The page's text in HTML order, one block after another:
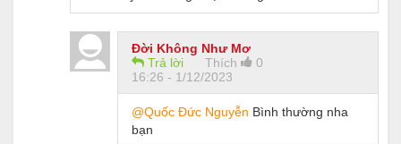
Đời Không Như Mơ
Trả lời
Thích
0
16:26 - 1/12/2023
@Quốc Đức Nguyễn Bình thường nha
bạn